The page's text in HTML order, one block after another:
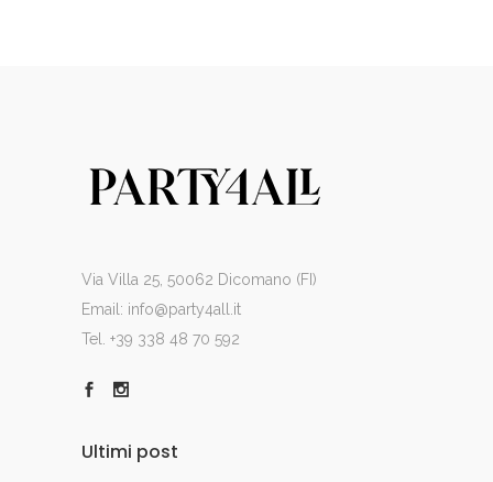
Via Villa 25, 50062 Dicomano (FI)
Email: info@party4all.it
Tel. +39 338 48 70 592
Ultimi post